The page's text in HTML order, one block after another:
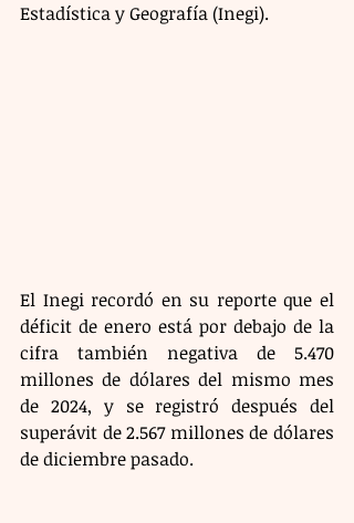
Estadística y Geografía (Inegi).
El Inegi recordó en su reporte que el
déficit de enero está por debajo de la
cifra también negativa de 5.470
millones de dólares del mismo mes
de 2024, y se registró después del
superávit de 2.567 millones de dólares
de diciembre pasado.